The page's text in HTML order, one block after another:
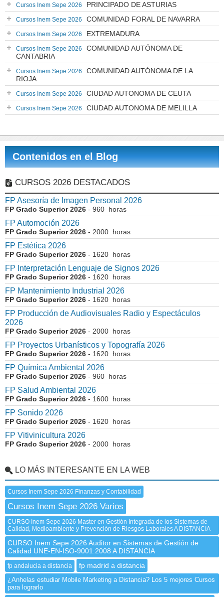
Cursos Inem Sepe 2026 PRINCIPADO DE ASTURIAS
Cursos Inem Sepe 2026 COMUNIDAD FORAL DE NAVARRA
Cursos Inem Sepe 2026 EXTREMADURA
Cursos Inem Sepe 2026
COMUNIDAD AUTÓNOMA DE
CANTABRIA
Cursos Inem Sepe 2026
COMUNIDAD AUTÓNOMA DE LA
RIOJA
Cursos Inem Sepe 2026 CIUDAD AUTONOMA DE CEUTA
Cursos Inem Sepe 2026 CIUDAD AUTONOMA DE MELILLA
Contenidos en el Blog
CURSOS 2026 DESTACADOS
FP Asesoría de Imagen Personal 2026
FP Grado Superior 2026 - 960 horas
FP Automoción 2026
FP Grado Superior 2026 - 2000 horas
FP Estética 2026
FP Grado Superior 2026 - 1620 horas
FP Interpretación Lenguaje de Signos 2026
FP Grado Superior 2026 - 1620 horas
FP Mantenimiento Industrial 2026
FP Grado Superior 2026 - 1620 horas
FP Producción de Audiovisuales Radio y Espectáculos
2026
FP Grado Superior 2026 - 2000 horas
FP Proyectos Urbanísticos y Topografía 2026
FP Grado Superior 2026 - 1620 horas
FP Química Ambiental 2026
FP Grado Superior 2026 - 960 horas
FP Salud Ambiental 2026
FP Grado Superior 2026 - 1600 horas
FP Sonido 2026
FP Grado Superior 2026 - 1620 horas
FP Vitivinicultura 2026
FP Grado Superior 2026 - 2000 horas
LO MÁS INTERESANTE EN LA WEB
Cursos Inem Sepe 2026 Finanzas y Contabilidad
Cursos Inem Sepe 2026 Varios
CURSO Inem Sepe 2026 Master en Gestión Integrada de los Sistemas de
Calidad, Medioambiente y Prevención de Riesgos Laborales A DISTANCIA
CURSO Inem Sepe 2026 Auditor en Sistemas de Gestión de
Calidad UNE-EN-ISO-9001:2008 A DISTANCIA
fp andalucia a distancia fp madrid a distancia
¿Anhelas estudiar Mobile Marketing a Distancia? Los 5 mejores Cursos
para lograrlo